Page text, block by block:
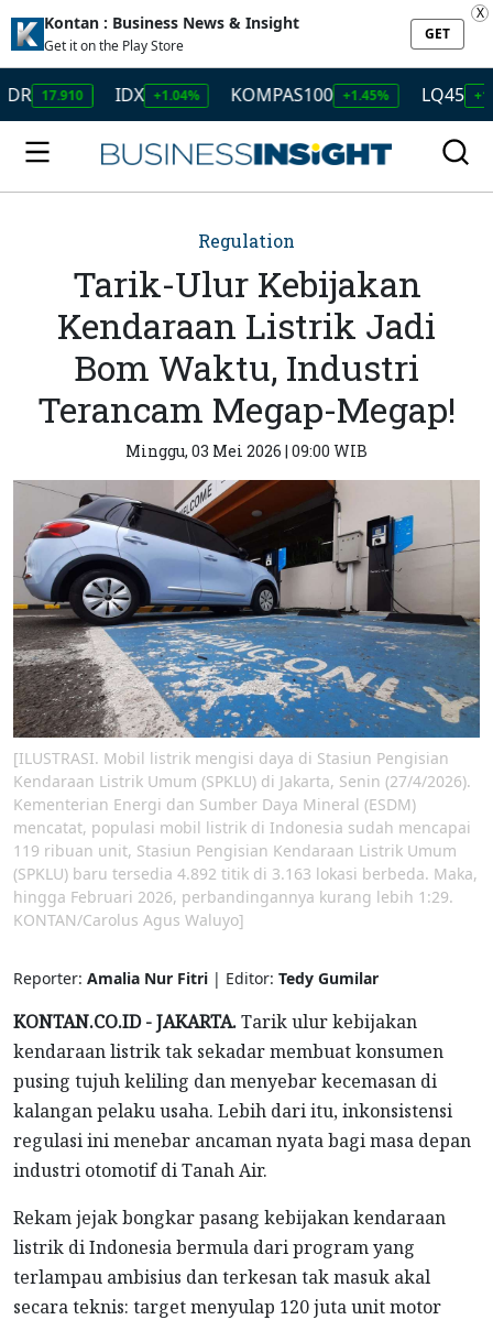
Kontan : Business News & Insight
Get it on the Play Store
GET
X
17.910 IDX +1.04% KOMPAS100 +1.45% LQ45 +1.50%
Regulation
Tarik-Ulur Kebijakan
Kendaraan Listrik Jadi
Bom Waktu, Industri
Terancam Megap-Megap!
Minggu, 03 Mei 2026 | 09:00 WIB
[ILUSTRASI. Mobil listrik mengisi daya di Stasiun Pengisian
Kendaraan Listrik Umum (SPKLU) di Jakarta, Senin (27/4/2026).
Kementerian Energi dan Sumber Daya Mineral (ESDM)
mencatat, populasi mobil listrik di Indonesia sudah mencapai
119 ribuan unit, Stasiun Pengisian Kendaraan Listrik Umum
(SPKLU) baru tersedia 4.892 titik di 3.163 lokasi berbeda. Maka,
hingga Februari 2026, perbandingannya kurang lebih 1:29.
KONTAN/Carolus Agus Waluyo]
Reporter: Amalia Nur Fitri | Editor: Tedy Gumilar
KONTAN.CO.ID - JAKARTA.Tarik ulur kebijakan
kendaraan listrik tak sekadar membuat konsumen
pusing tujuh keliling dan menyebar kecemasan di
kalangan pelaku usaha. Lebih dari itu, inkonsistensi
regulasi ini menebar ancaman nyata bagi masa depan
industri otomotif di Tanah Air.
Rekam jejak bongkar pasang kebijakan kendaraan
listrik di Indonesia bermula dari program yang
terlampau ambisius dan terkesan tak masuk akal
secara teknis: target menyulap 120 juta unit motor